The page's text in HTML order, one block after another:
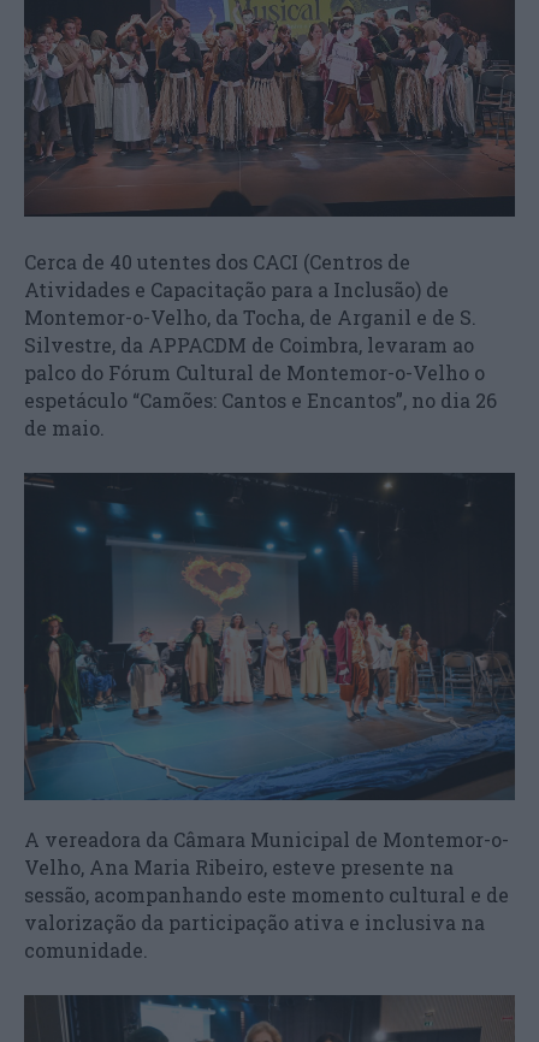
Cerca de 40 utentes dos CACI (Centros de
Atividades e Capacitação para a Inclusão) de
Montemor-o-Velho, da Tocha, de Arganil e de S.
Silvestre, da APPACDM de Coimbra, levaram ao
palco do Fórum Cultural de Montemor-o-Velho o
espetáculo “Camões: Cantos e Encantos”, no dia 26
de maio.
A vereadora da Câmara Municipal de Montemor-o-
Velho, Ana Maria Ribeiro, esteve presente na
sessão, acompanhando este momento cultural e de
valorização da participação ativa e inclusiva na
comunidade.